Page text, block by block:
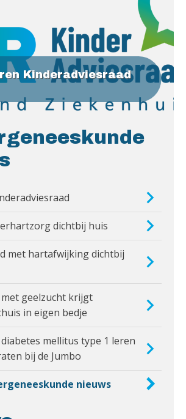
Kinderadviesraad
dichtbij huis
met hartafwijking dichtbij
geelzucht krijgt
in eigen bedje
mellitus type 1 leren
bij de Jumbo
nieuws